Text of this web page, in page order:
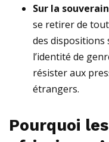
Sur la
se retirer de
des
l’identité de
résister aux
étrangers.
Pourquoi